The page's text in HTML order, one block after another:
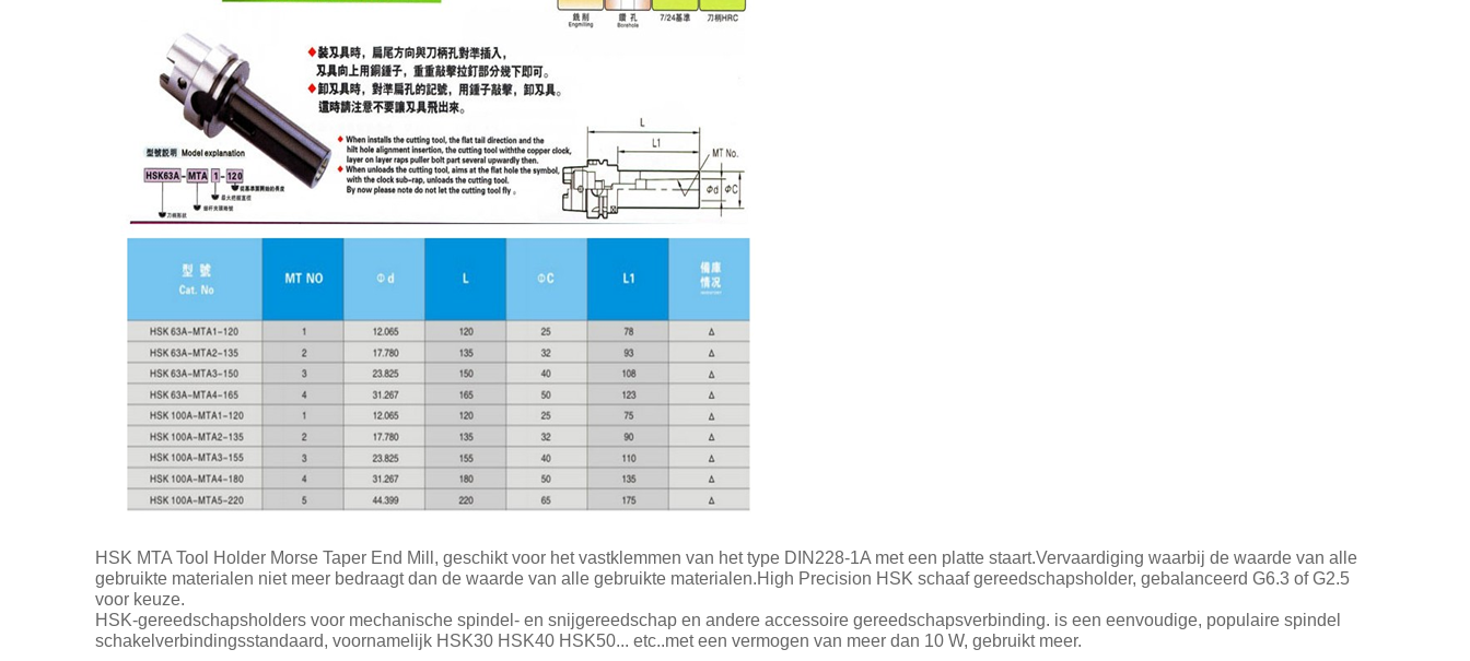
HSK MTA Tool Holder Morse Taper End Mill, geschikt voor het vastklemmen van het type DIN228-1A met een platte staart.Vervaardiging waarbij de waarde van alle
gebruikte materialen niet meer bedraagt dan de waarde van alle gebruikte materialen.High Precision HSK schaaf gereedschapsholder, gebalanceerd G6.3 of G2.5
voor keuze.
HSK-gereedschapsholders voor mechanische spindel- en snijgereedschap en andere accessoire gereedschapsverbinding. is een eenvoudige, populaire spindel
schakelverbindingsstandaard, voornamelijk HSK30 HSK40 HSK50... etc..met een vermogen van meer dan 10 W, gebruikt meer.